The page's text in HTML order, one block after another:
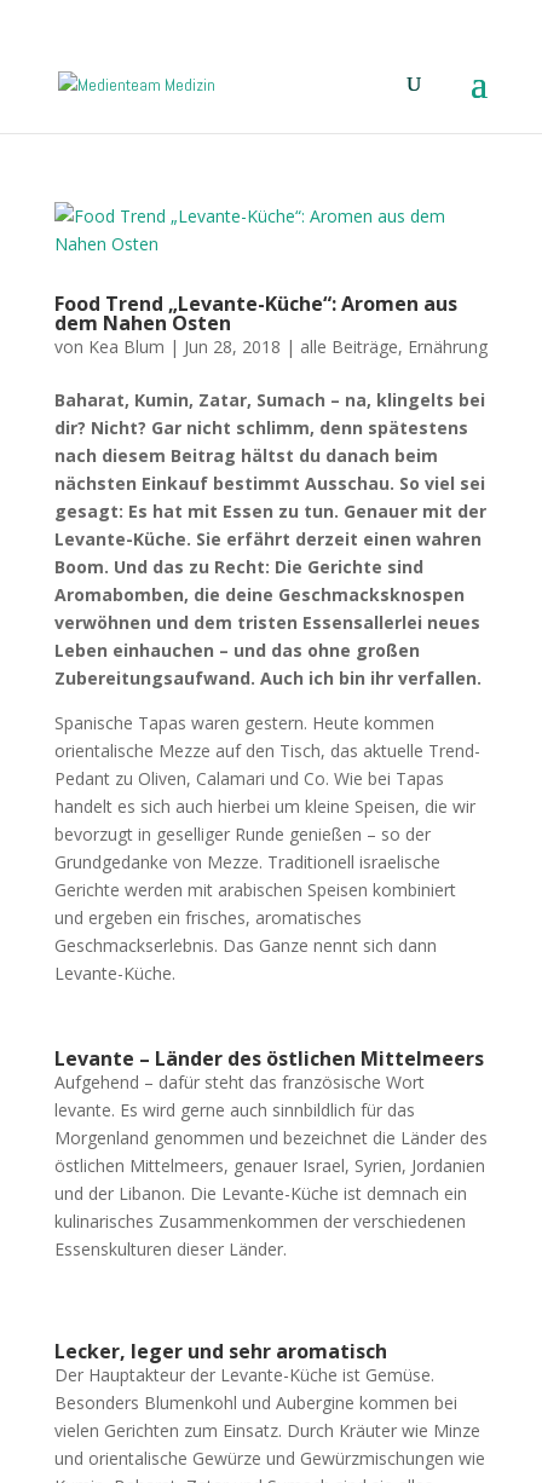
Food Trend „Levante-Küche“: Aromen aus
dem Nahen Osten
von Kea Blum | Jun 28, 2018 | alle Beiträge, Ernährung
Baharat, Kumin, Zatar, Sumach – na, klingelts bei
dir? Nicht? Gar nicht schlimm, denn spätestens
nach diesem Beitrag hältst du danach beim
nächsten Einkauf bestimmt Ausschau. So viel sei
gesagt: Es hat mit Essen zu tun. Genauer mit der
Levante-Küche. Sie erfährt derzeit einen wahren
Boom. Und das zu Recht: Die Gerichte sind
Aromabomben, die deine Geschmacksknospen
verwöhnen und dem tristen Essensallerlei neues
Leben einhauchen – und das ohne großen
Zubereitungsaufwand. Auch ich bin ihr verfallen.
Spanische Tapas waren gestern. Heute kommen
orientalische Mezze auf den Tisch, das aktuelle Trend-
Pedant zu Oliven, Calamari und Co. Wie bei Tapas
handelt es sich auch hierbei um kleine Speisen, die wir
bevorzugt in geselliger Runde genießen – so der
Grundgedanke von Mezze. Traditionell israelische
Gerichte werden mit arabischen Speisen kombiniert
und ergeben ein frisches, aromatisches
Geschmackserlebnis. Das Ganze nennt sich dann
Levante-Küche.
Levante – Länder des östlichen Mittelmeers
Aufgehend – dafür steht das französische Wort
levante. Es wird gerne auch sinnbildlich für das
Morgenland genommen und bezeichnet die Länder des
östlichen Mittelmeers, genauer Israel, Syrien, Jordanien
und der Libanon. Die Levante-Küche ist demnach ein
kulinarisches Zusammenkommen der verschiedenen
Essenskulturen dieser Länder.
Lecker, leger und sehr aromatisch
Der Hauptakteur der Levante-Küche ist Gemüse.
Besonders Blumenkohl und Aubergine kommen bei
vielen Gerichten zum Einsatz. Durch Kräuter wie Minze
und orientalische Gewürze und Gewürzmischungen wie